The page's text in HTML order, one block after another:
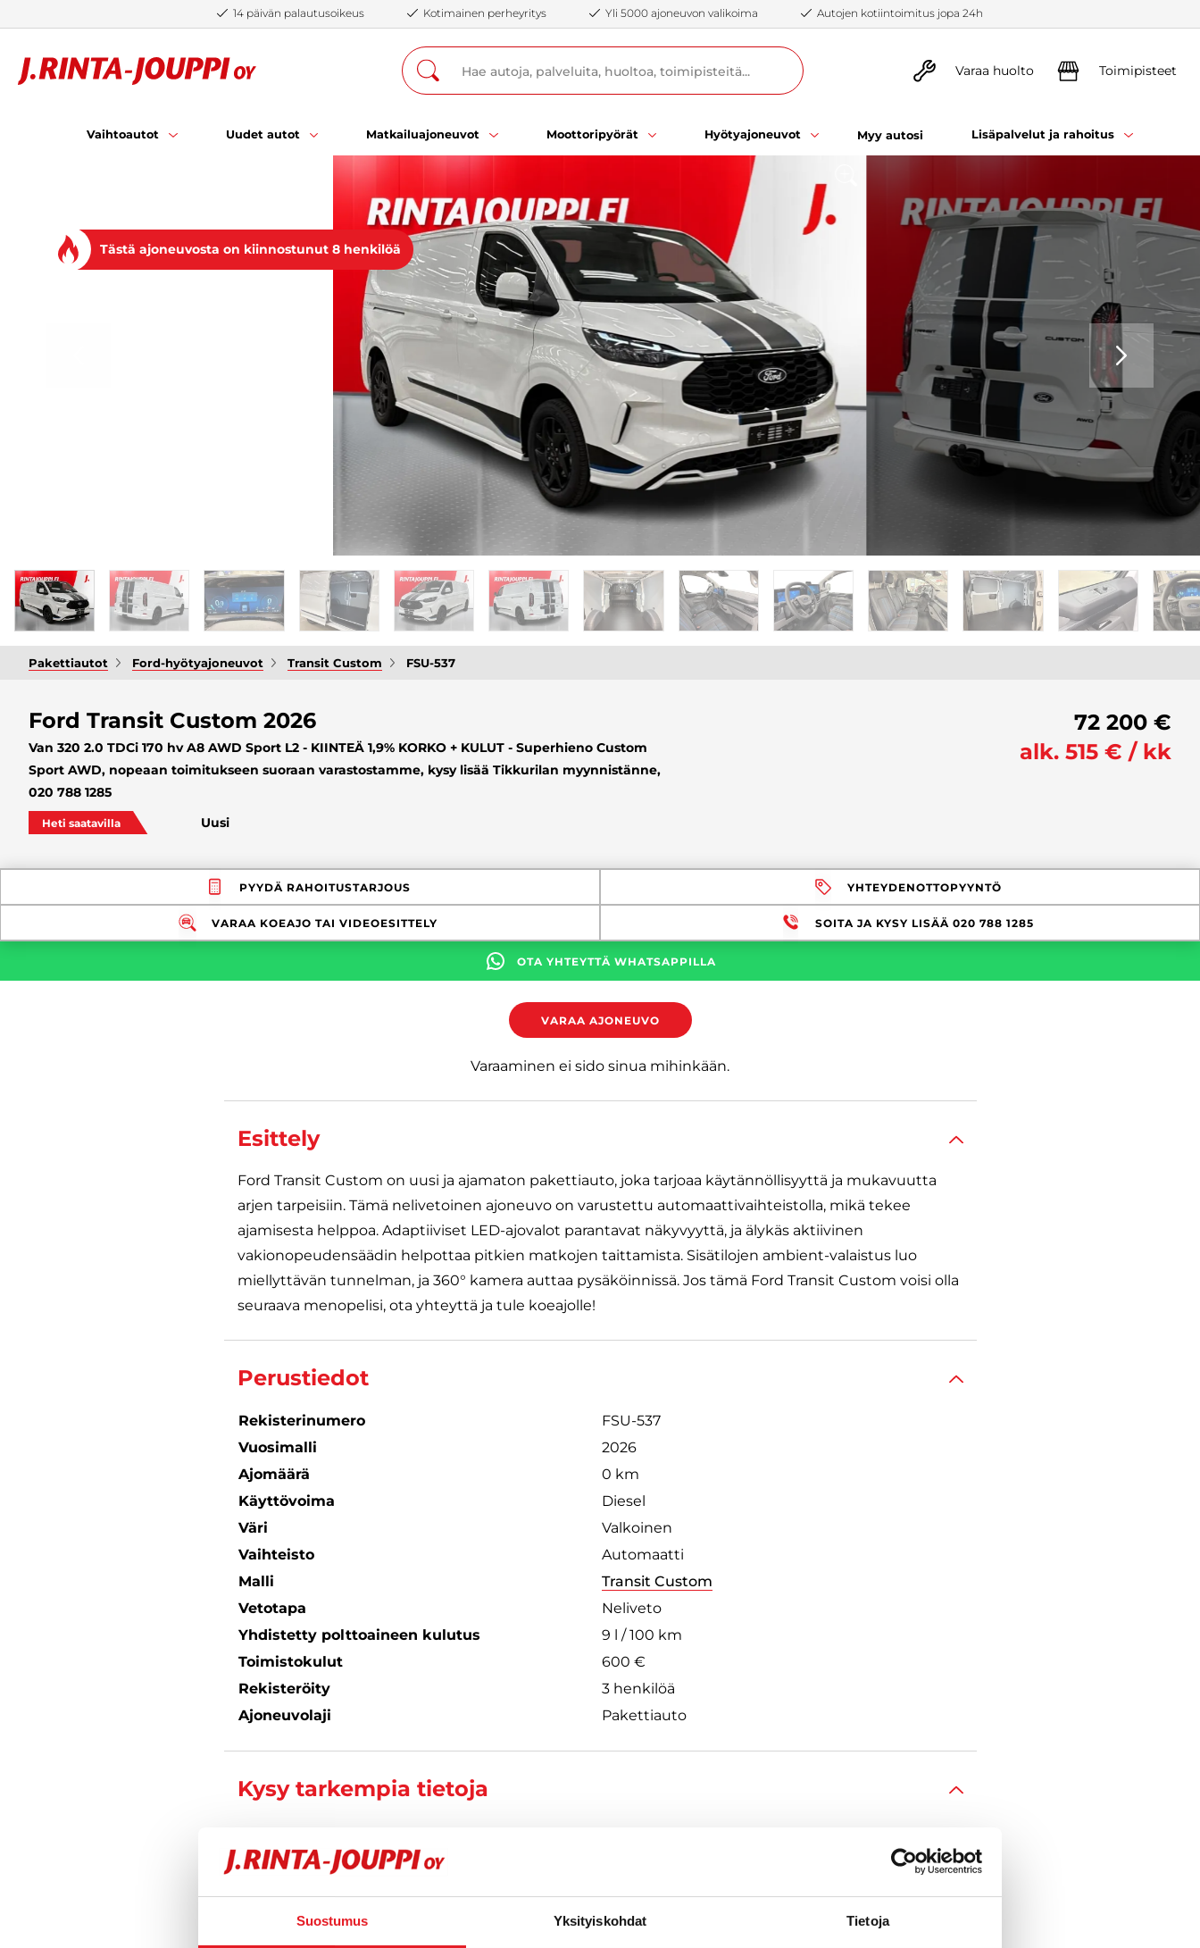
Suostumus Yksityiskohdat Tietoja
14 päivän palautusoikeus Kotimainen perheyritys Yli 5000 ajoneuvon valikoima Autojen kotiintoimitus jopa 24h
Varaa huolto Toimipisteet
Vaihtoautot Uudet autot Matkailuajoneuvot Moottoripyörät Hyötyajoneuvot Myy autosi Lisäpalvelut ja rahoitus
SEURAAVA
Tästä ajoneuvosta on kiinnostunut 8 henkilöä
Pakettiautot Ford-hyötyajoneuvot Transit Custom FSU-537
Ford Transit Custom 2026
Van 320 2.0 TDCi 170 hv A8 AWD Sport L2 - KIINTEÄ 1,9% KORKO + KULUT - Superhieno Custom
Sport AWD, nopeaan toimitukseen suoraan varastostamme, kysy lisää Tikkurilan myynnistänne,
020 788 1285
Heti saatavilla Uusi
72 200 €
alk. 515 € / kk
PYYDÄ RAHOITUSTARJOUS YHTEYDENOTTOPYYNTÖ
VARAA KOEAJO TAI VIDEOESITTELY SOITA JA KYSY LISÄÄ 020 788 1285
OTA YHTEYTTÄ WHATSAPPILLA
VARAA AJONEUVO
Varaaminen ei sido sinua mihinkään.
Esittely
Ford Transit Custom on uusi ja ajamaton pakettiauto, joka tarjoaa käytännöllisyyttä ja mukavuutta
arjen tarpeisiin. Tämä nelivetoinen ajoneuvo on varustettu automaattivaihteistolla, mikä tekee
ajamisesta helppoa. Adaptiiviset LED-ajovalot parantavat näkyvyyttä, ja älykäs aktiivinen
vakionopeudensäädin helpottaa pitkien matkojen taittamista. Sisätilojen ambient-valaistus luo
miellyttävän tunnelman, ja 360° kamera auttaa pysäköinnissä. Jos tämä Ford Transit Custom voisi olla
seuraava menopelisi, ota yhteyttä ja tule koeajolle!
Perustiedot
Rekisterinumero
FSU-537
Vuosimalli
2026
Ajomäärä
0 km
Käyttövoima
Diesel
Väri
Valkoinen
Vaihteisto
Automaatti
Malli
Transit Custom
Vetotapa
Neliveto
Yhdistetty polttoaineen kulutus
9 l / 100 km
Toimistokulut
600 €
Rekisteröity
3 henkilöä
Ajoneuvolaji
Pakettiauto
Kysy tarkempia tietoja
Varustelu